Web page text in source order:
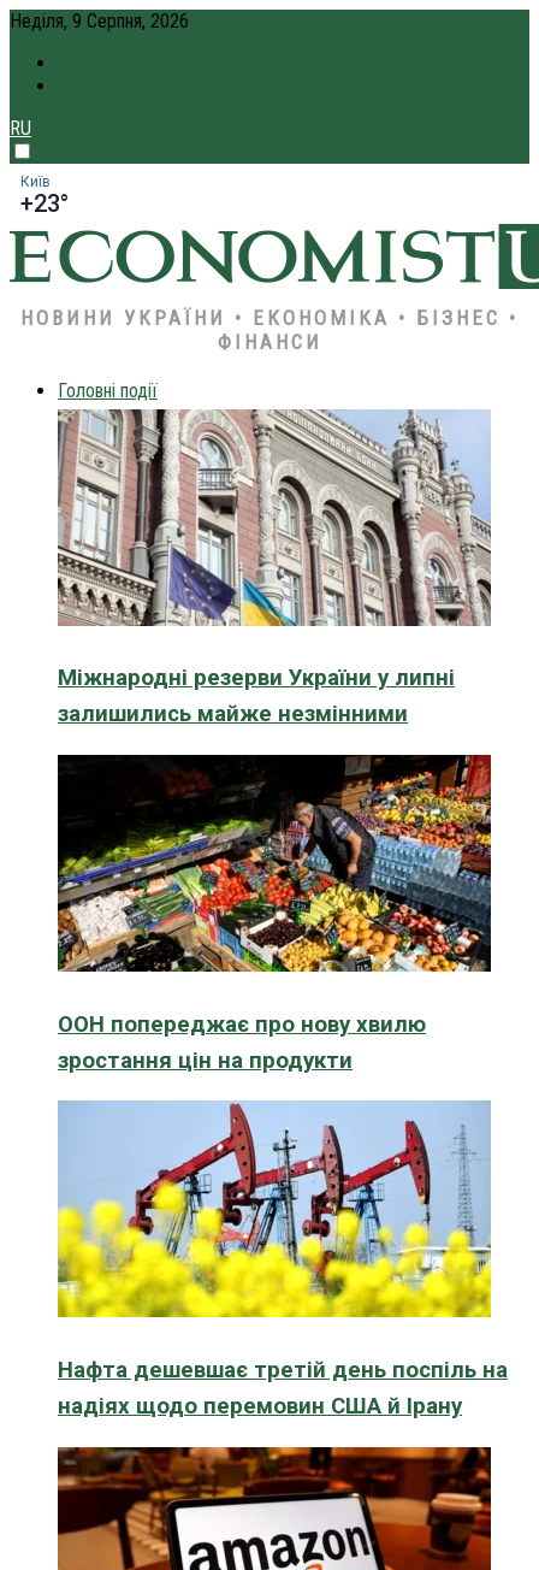
Неділя, 9 Серпня, 2026
RU
Київ
+23°
НОВИНИ УКРАЇНИ • ЕКОНОМІКА • БІЗНЕС •
ФІНАНСИ
Головні події
Міжнародні резерви України у липні
залишились майже незмінними
ООН попереджає про нову хвилю
зростання цін на продукти
Нафта дешевшає третій день поспіль на
надіях щодо перемовин США й Ірану